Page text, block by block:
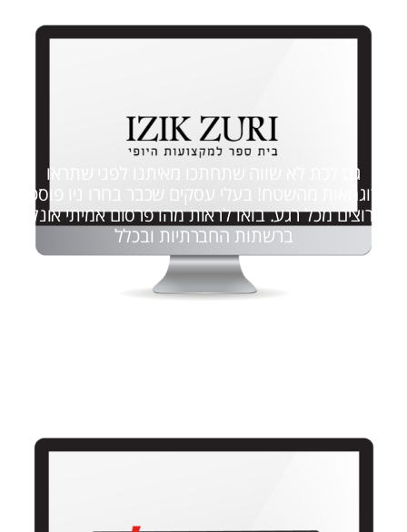
גם לכת לא שווה שתחתכו מאיתנו לפני שתראו
דוגמאות מהשטח! בעלי עסקים שכבר בחרו ניו פוסט
ומרוצים מכל רגע. בואו לראות מהו פרסום אמיתי אונליין
ברשתות החברתיות ובכלל